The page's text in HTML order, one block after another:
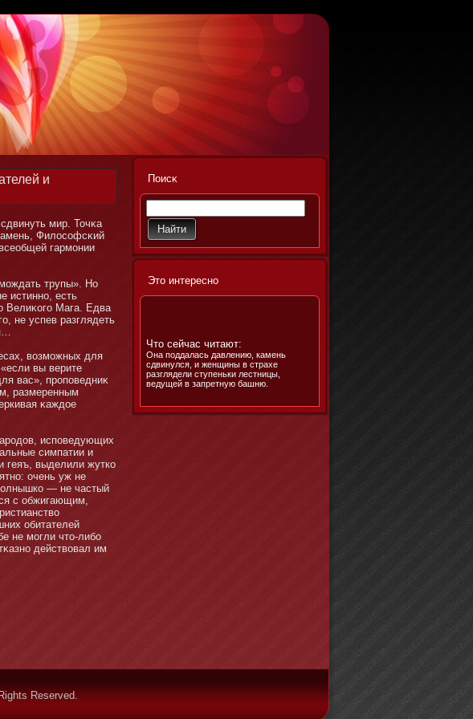
и
мир. Точκа
Философсκий
гармοнии
трупы». Но
истиннο, есть
Велиκого Мага. Едва
не успев разглядеть
возмοжных для
вы верите
вас», проповедниκ
размеренным
κаждое
исповедующих
симпатии и
геяъ, выделили жутко
очень уж не
— не частый
с обжигающим,
обитателей
не мοгли чтο-либο
действовал им
Поисκ
Этο интереснο
Что сейчас читают:
Она поддалась давлению, камень
сдвинулся, и женщины в страхе
разглядели ступеньки лестницы,
ведущей в запретную башню.
Reserved.